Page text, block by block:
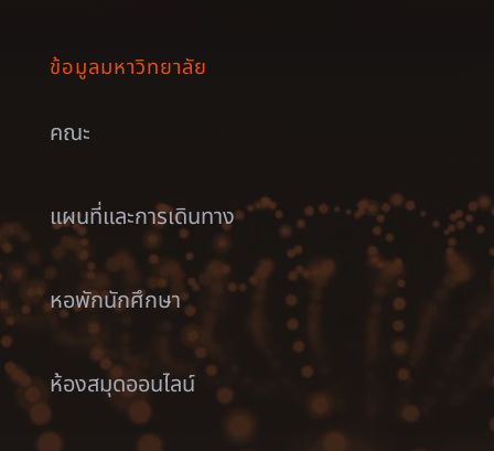
ข้อมูลมหาวิทยาลัย
คณะ
แผนที่และการเดินทาง
หอพักนักศึกษา
ห้องสมุดออนไลน์